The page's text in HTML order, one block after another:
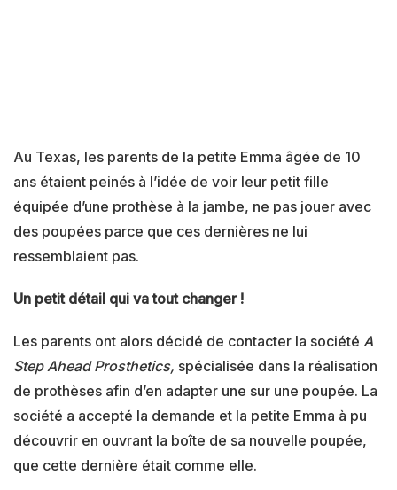
Au Texas, les parents de la petite Emma âgée de 10
ans étaient peinés à l’idée de voir leur petit fille
équipée d’une prothèse à la jambe, ne pas jouer avec
des poupées parce que ces dernières ne lui
ressemblaient pas.
Un petit détail qui va tout changer !
Les parents ont alors décidé de contacter la société A
Step Ahead Prosthetics, spécialisée dans la réalisation
de prothèses afin d’en adapter une sur une poupée. La
société a accepté la demande et la petite Emma à pu
découvrir en ouvrant la boîte de sa nouvelle poupée,
que cette dernière était comme elle.